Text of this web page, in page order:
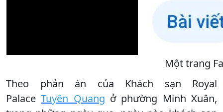
Một trang
Theo phản án của Khách sạn Royal
PalaceTuyên Quang ở phường Minh Xuân,